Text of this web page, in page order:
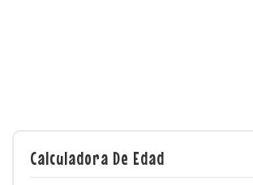
Calculadora De Edad